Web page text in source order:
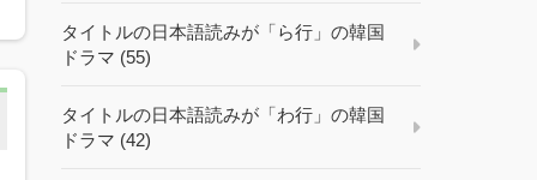
タイトルの日本語読みが「ら行」の韓国
ドラマ (55)
タイトルの日本語読みが「わ行」の韓国
ドラマ (42)